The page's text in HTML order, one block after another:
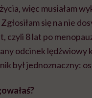
więc musiałam
się na nie
czyli 8 lat po
odcinek lędźwiowy
był jednoznaczny: